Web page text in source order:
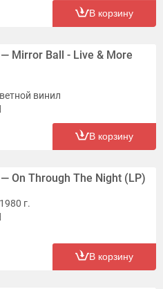
В корзину
Mirror Ball - Live & More
винил
В корзину
On Through The Night (LP)
г.
В корзину